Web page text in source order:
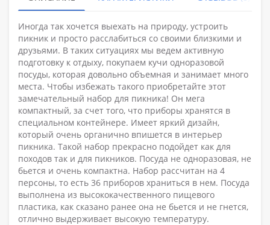
Иногда так хочется выехать на природу, устроить
пикник и просто расслабиться со своими близкими и
друзьями. В таких ситуациях мы ведем активную
подготовку к отдыху, покупаем кучи одноразовой
посуды, которая довольно объемная и занимает много
места. Чтобы избежать такого приобретайте этот
замечательный набор для пикника! Он мега
компактный, за счет того, что приборы хранятся в
специальном контейнере. Имеет яркий дизайн,
который очень органично впишется в интерьер
пикника. Такой набор прекрасно подойдет как для
походов так и для пикников. Посуда не одноразовая, не
бьется и очень компактна. Набор рассчитан на 4
персоны, то есть 36 приборов храниться в нем. Посуда
выполнена из высококачественного пищевого
пластика, как сказано ранее она не бьется и не гнется,
отлично выдерживает высокую температуру.